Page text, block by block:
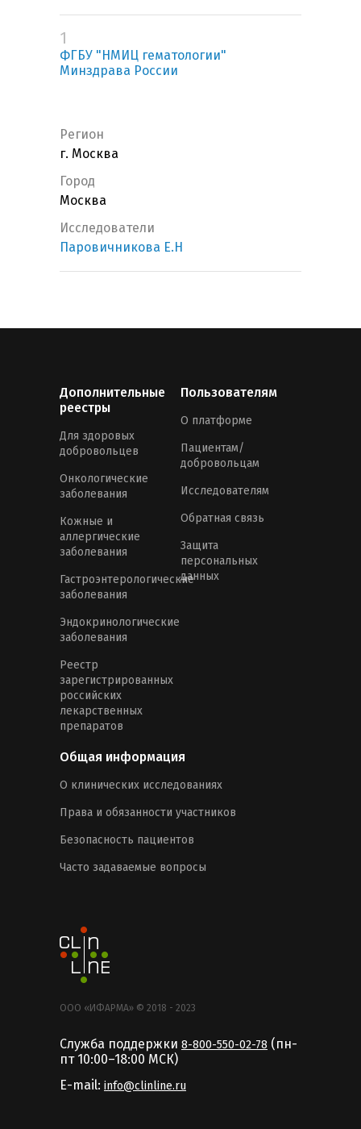
1
ФГБУ "НМИЦ гематологии"
Минздрава России
Регион
г. Москва
Город
Москва
Исследователи
Паровичникова Е.Н
Дополнительные
реестры
Для здоровых
добровольцев
Онкологические
заболевания
Кожные и
аллергические
заболевания
Гастроэнтерологические
заболевания
Эндокринологические
заболевания
Реестр
зарегистрированных
российских
лекарственных
препаратов
Пользователям
О платформе
Пациентам/
добровольцам
Исследователям
Обратная связь
Защита
персональных
данных
Общая информация
О клинических исследованиях
Права и обязанности участников
Безопасность пациентов
Часто задаваемые вопросы
ООО «ИФАРМА» © 2018 - 2023
Служба поддержки 8-800-550-02-78 (пн-
пт 10:00–18:00 MCК)
E-mail: info@clinline.ru